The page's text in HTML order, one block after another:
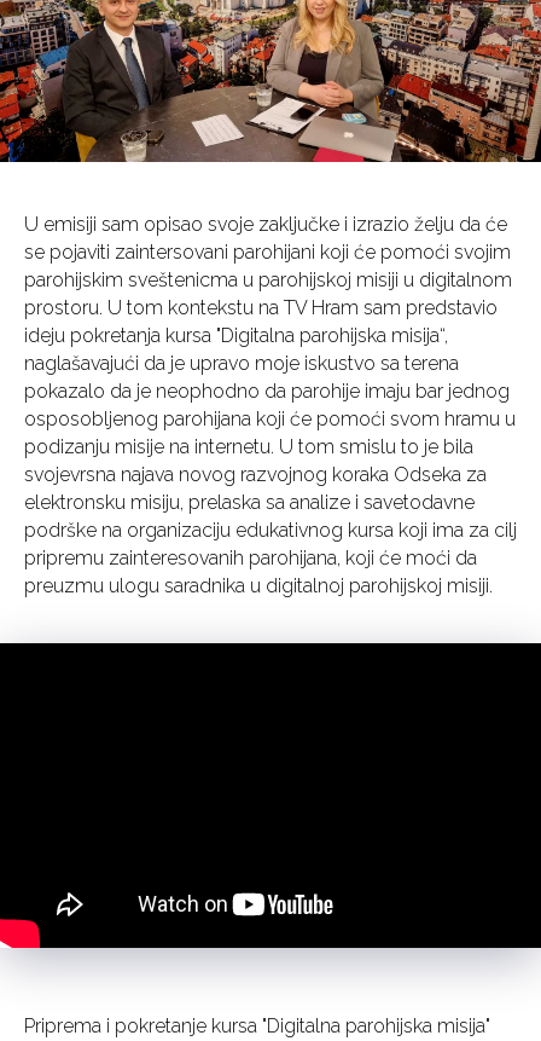
U emisiji sam opisao svoje zaključke i izrazio želju da će
se pojaviti zaintersovani parohijani koji će pomoći svojim
parohijskim sveštenicma u parohijskoj misiji u digitalnom
prostoru. U tom kontekstu na TV Hram sam predstavio
ideju pokretanja kursa "Digitalna parohijska misija“,
naglašavajući da je upravo moje iskustvo sa terena
pokazalo da je neophodno da parohije imaju bar jednog
osposobljenog parohijana koji će pomoći svom hramu u
podizanju misije na internetu. U tom smislu to je bila
svojevrsna najava novog razvojnog koraka Odseka za
elektronsku misiju, prelaska sa analize i savetodavne
podrške na organizaciju edukativnog kursa koji ima za cilj
pripremu zainteresovanih parohijana, koji će moći da
preuzmu ulogu saradnika u digitalnoj parohijskoj misiji.
Priprema i pokretanje kursa "Digitalna parohijska misija"